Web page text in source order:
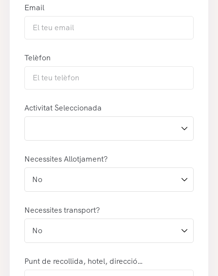
Email
Telèfon
Activitat Seleccionada
Necessites Allotjament?
Necessites transport?
Punt de recollida, hotel, direcció…